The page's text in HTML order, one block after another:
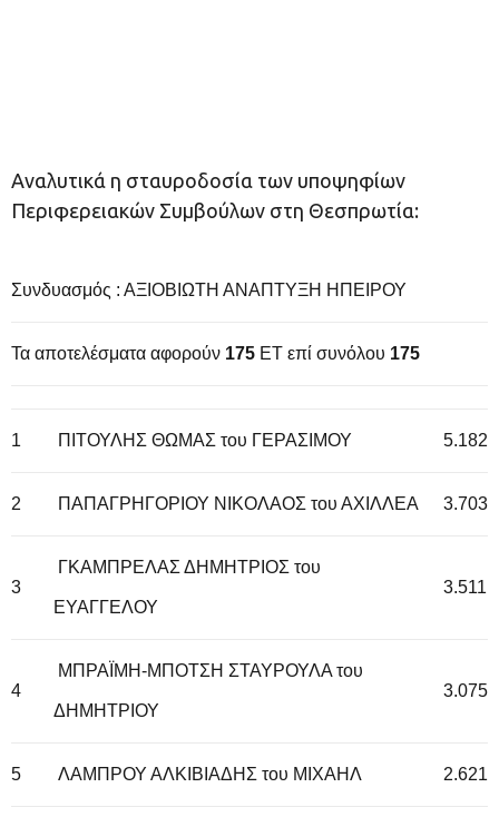
Αναλυτικά η σταυροδοσία των υποψηφίων
Περιφερειακών Συμβούλων στη Θεσπρωτία:
Συνδυασμός : ΑΞΙΟΒΙΩΤΗ ΑΝΑΠΤΥΞΗ ΗΠΕΙΡΟΥ
Τα αποτελέσματα αφορούν 175 ET επί συνόλου 175
1 ΠΙΤΟΥΛΗΣ ΘΩΜΑΣ του ΓΕΡΑΣΙΜΟΥ 5.182
2 ΠΑΠΑΓΡΗΓΟΡΙΟΥ ΝΙΚΟΛΑΟΣ του ΑΧΙΛΛΕΑ 3.703
3
ΓΚΑΜΠΡΕΛΑΣ ΔΗΜΗΤΡΙΟΣ του
ΕΥΑΓΓΕΛΟΥ
3.511
4
ΜΠΡΑΪΜΗ-ΜΠΟΤΣΗ ΣΤΑΥΡΟΥΛΑ του
ΔΗΜΗΤΡΙΟΥ
3.075
5 ΛΑΜΠΡΟΥ ΑΛΚΙΒΙΑΔΗΣ του ΜΙΧΑΗΛ 2.621